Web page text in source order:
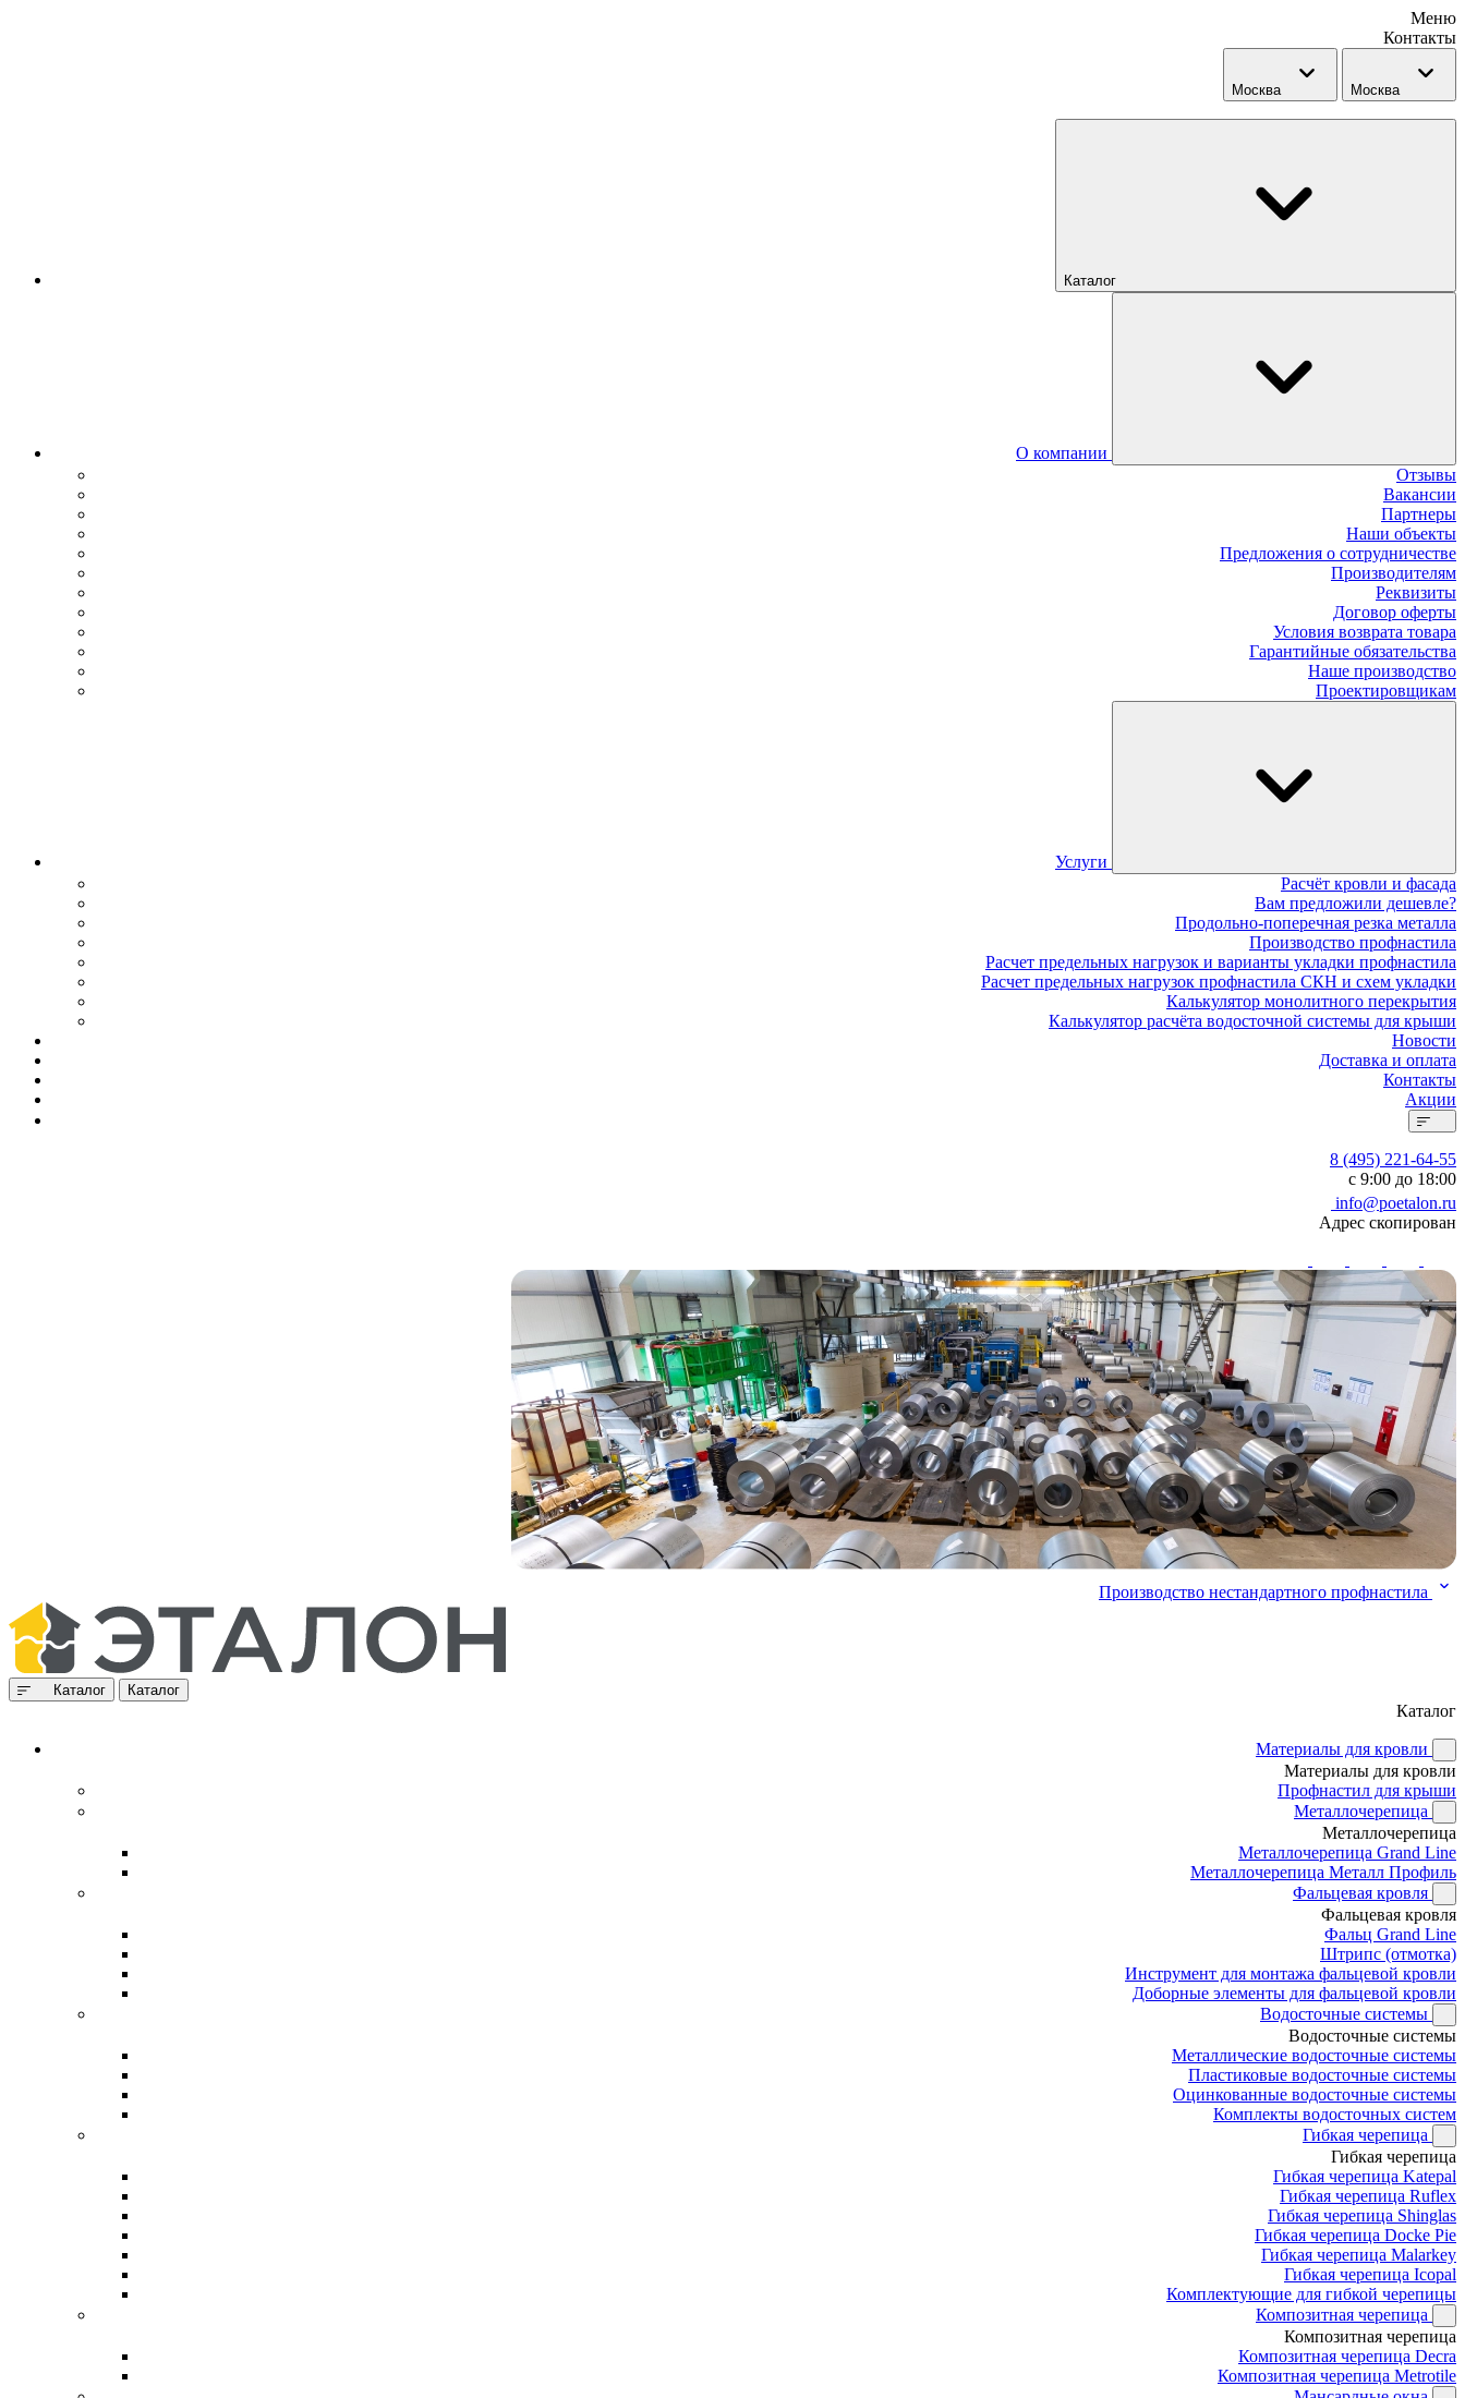
Меню
Контакты
Москва Москва
Каталог
О компании
Отзывы
Вакансии
Партнеры
Наши объекты
Предложения о сотрудничестве
Производителям
Реквизиты
Договор оферты
Условия возврата товара
Гарантийные обязательства
Наше производство
Проектировщикам
Услуги
Расчёт кровли и фасада
Вам предложили дешевле?
Продольно-поперечная резка металла
Производство профнастила
Расчет предельных нагрузок и варианты укладки профнастила
Расчет предельных нагрузок профнастила СКН и схем укладки
Калькулятор монолитного перекрытия
Калькулятор расчёта водосточной системы для крыши
Новости
Доставка и оплата
Контакты
Акции
8 (495) 221-64-55
с 9:00 до 18:00
info@poetalon.ru
Адрес скопирован
Производство нестандартного профнастила
Каталог Каталог
Каталог
Материалы для кровли
Материалы для кровли
Профнастил для крыши
Металлочерепица
Металлочерепица
Металлочерепица Grand Line
Металлочерепица Металл Профиль
Фальцевая кровля
Фальцевая кровля
Фальц Grand Line
Штрипс (отмотка)
Инструмент для монтажа фальцевой кровли
Доборные элементы для фальцевой кровли
Водосточные системы
Водосточные системы
Металлические водосточные системы
Пластиковые водосточные системы
Оцинкованные водосточные системы
Комплекты водосточных систем
Гибкая черепица
Гибкая черепица
Гибкая черепица Katepal
Гибкая черепица Ruflex
Гибкая черепица Shinglas
Гибкая черепица Docke Pie
Гибкая черепица Malarkey
Гибкая черепица Icopal
Комплектующие для гибкой черепицы
Композитная черепица
Композитная черепица
Композитная черепица Decra
Композитная черепица Metrotile